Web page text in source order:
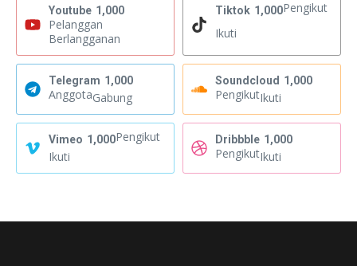
Youtube 1,000
Pelanggan
Berlangganan
Tiktok 1,000Pengikut
Ikuti
Telegram 1,000
AnggotaGabung
Soundcloud 1,000
PengikutIkuti
Vimeo 1,000Pengikut
Ikuti
Dribbble 1,000
PengikutIkuti